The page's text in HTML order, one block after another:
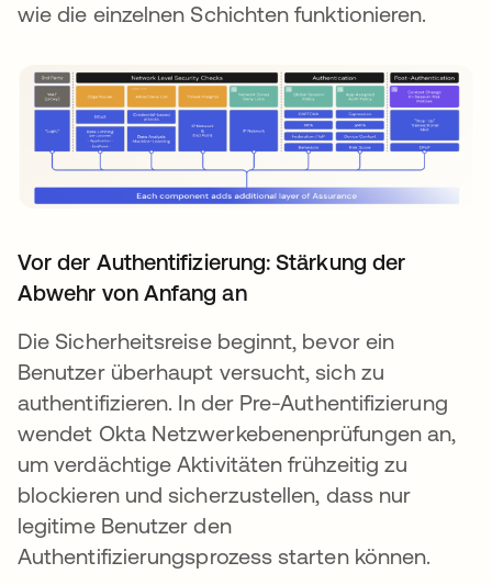
wie die einzelnen Schichten funktionieren.
Vor der Authentifizierung: Stärkung der
Abwehr von Anfang an
Die Sicherheitsreise beginnt, bevor ein
Benutzer überhaupt versucht, sich zu
authentifizieren. In der Pre-Authentifizierung
wendet Okta Netzwerkebenenprüfungen an,
um verdächtige Aktivitäten frühzeitig zu
blockieren und sicherzustellen, dass nur
legitime Benutzer den
Authentifizierungsprozess starten können.